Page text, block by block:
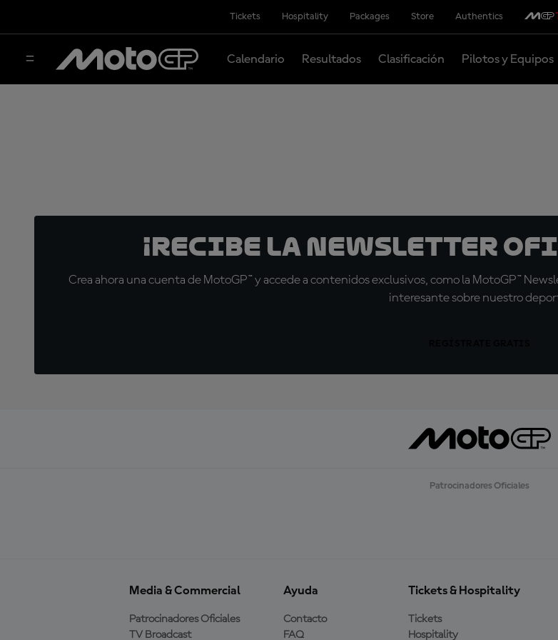
Tickets Hospitality Packages Store Authentics
Calendario Resultados Clasificación Pilotos y Equipos
¡Recibe la Newsletter
Crea ahora una cuenta de MotoGP™ y accede a contenidos exclusivos, como la MotoGP™
interesante sobre nuestro
Patrocinadores Oficiales
Media & Commercial
Patrocinadores Oficiales
TV Broadcast
Ayuda
Contacto
FAQ
Tickets & Hospitality
Tickets
Hospitality